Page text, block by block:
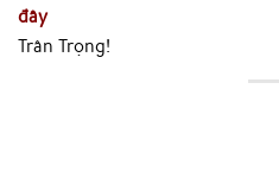
đây
Trân Trọng!